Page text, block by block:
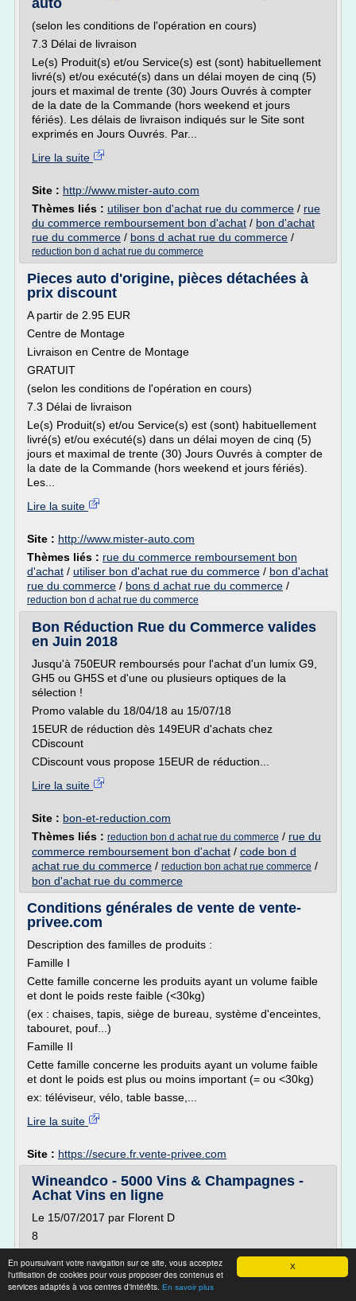
X
En poursuivant votre navigation sur ce site, vous acceptez
l'utilisation de cookies pour vous proposer des contenus et
services adaptés à vos centres d'intérêts. En savoir plus
auto
(selon les conditions de l'opération en cours)
7.3 Délai de livraison
Le(s) Produit(s) et/ou Service(s) est (sont) habituellement
livré(s) et/ou exécuté(s) dans un délai moyen de cinq (5)
jours et maximal de trente (30) Jours Ouvrés à compter
de la date de la Commande (hors weekend et jours
fériés). Les délais de livraison indiqués sur le Site sont
exprimés en Jours Ouvrés. Par...
Lire la suite
Site : http://www.mister-auto.com
Thèmes liés : utiliser bon d'achat rue du commerce / rue
du commerce remboursement bon d'achat / bon d'achat
rue du commerce / bons d achat rue du commerce /
reduction bon d achat rue du commerce
Pieces auto d'origine, pièces détachées à
prix discount
A partir de 2.95 EUR
Centre de Montage
Livraison en Centre de Montage
GRATUIT
(selon les conditions de l'opération en cours)
7.3 Délai de livraison
Le(s) Produit(s) et/ou Service(s) est (sont) habituellement
livré(s) et/ou exécuté(s) dans un délai moyen de cinq (5)
jours et maximal de trente (30) Jours Ouvrés à compter de
la date de la Commande (hors weekend et jours fériés).
Les...
Lire la suite
Site : http://www.mister-auto.com
Thèmes liés : rue du commerce remboursement bon
d'achat / utiliser bon d'achat rue du commerce / bon d'achat
rue du commerce / bons d achat rue du commerce /
reduction bon d achat rue du commerce
Bon Réduction Rue du Commerce valides
en Juin 2018
Jusqu'à 750EUR remboursés pour l'achat d'un lumix G9,
GH5 ou GH5S et d'une ou plusieurs optiques de la
sélection !
Promo valable du 18/04/18 au 15/07/18
15EUR de réduction dès 149EUR d'achats chez
CDiscount
CDiscount vous propose 15EUR de réduction...
Lire la suite
Site : bon-et-reduction.com
Thèmes liés : reduction bon d achat rue du commerce / rue du
commerce remboursement bon d'achat / code bon d
achat rue du commerce / reduction bon achat rue commerce /
bon d'achat rue du commerce
Conditions générales de vente de vente-
privee.com
Description des familles de produits :
Famille I
Cette famille concerne les produits ayant un volume faible
et dont le poids reste faible (<30kg)
(ex : chaises, tapis, siège de bureau, système d'enceintes,
tabouret, pouf...)
Famille II
Cette famille concerne les produits ayant un volume faible
et dont le poids est plus ou moins important (= ou <30kg)
ex: téléviseur, vélo, table basse,...
Lire la suite
Site : https://secure.fr.vente-privee.com
Wineandco - 5000 Vins & Champagnes -
Achat Vins en ligne
Le 15/07/2017 par Florent D
8
Le site est très bien mais souvent des problèmes de
livraisons
Le 11/07/2017 par Patrice L